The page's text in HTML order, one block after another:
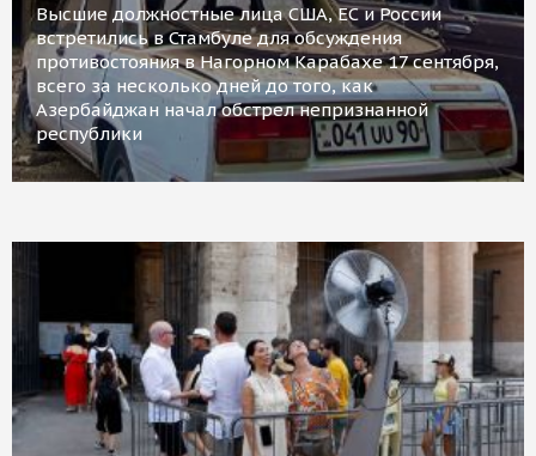
Высшие должностные лица США, ЕС и России
встретились в Стамбуле для обсуждения
противостояния в Нагорном Карабахе 17 сентября,
всего за несколько дней до того, как
Азербайджан начал обстрел непризнанной
республики